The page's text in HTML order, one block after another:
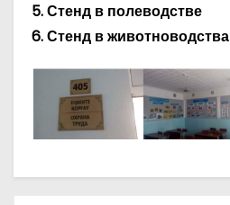
5. Стенд в полеводстве
6. Стенд в животноводства